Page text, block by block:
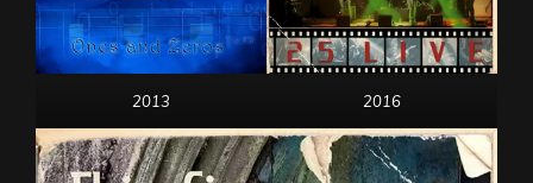
2013 2016